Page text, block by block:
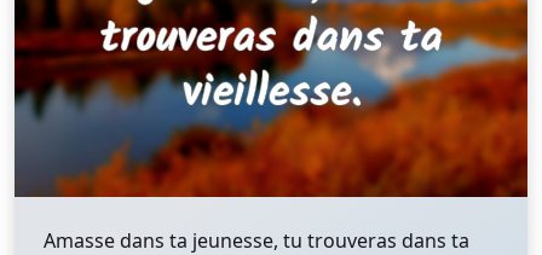
Amasse dans ta jeunesse, tu trouveras dans ta